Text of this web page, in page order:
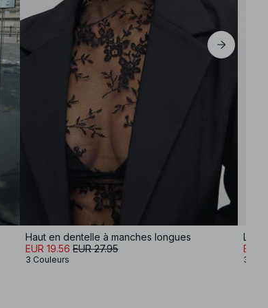
Haut en dentelle à manches longues
EUR 19.56 EUR 27.95
3 Couleurs
Long
EUR
3